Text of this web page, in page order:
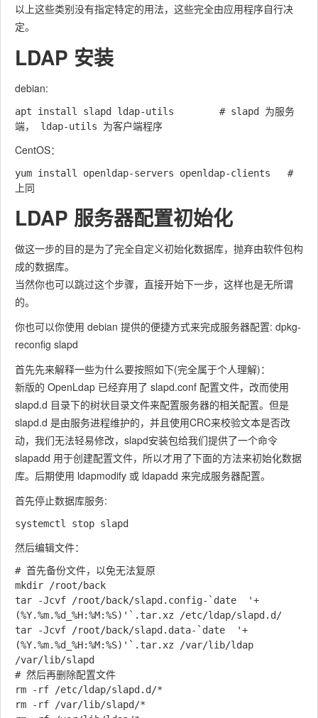
rdn
Relativ
相对路径，它是与目录树结构无关
以上这些类别没有指定特定的用法，这些完全由应用程序自行决
定。
LDAP 安装
debian:
apt install slapd ldap-utils		# slapd 为服务
CentOS：
yum install openldap-servers openldap-clients	#
LDAP 服务器配置初始化
做这一步的目的是为了完全自定义初始化数据库，抛弃由软件包构
成的数据库。
当然你也可以跳过这个步骤，直接开始下一步，这样也是无所谓
的。
你也可以你使用 debian 提供的便捷方式来完成服务器配置: dpkg-
reconfig slapd
首先先来解释一些为什么要按照如下(完全属于个人理解)：
新版的 OpenLdap 已经弃用了 slapd.conf 配置文件，改而使用
slapd.d 目录下的树状目录文件来配置服务器的相关配置。但是
slapd.d 是由服务进程维护的，并且使用CRC来校验文本是否改
动，我们无法轻易修改，slapd安装包给我们提供了一个命令
slapadd 用于创建配置文件，所以才用了下面的方法来初始化数据
库。后期使用 ldapmodify 或 ldapadd 来完成服务器配置。
首先停止数据库服务:
然后编辑文件：
# 首先备份文件，以免无法复原
mkdir /root/back
tar -Jcvf /root/back/slapd.config-`date  '+
(%Y.%m.%d_%H:%M:%S)'`.tar.xz /etc/ldap/slapd.d/
tar -Jcvf /root/back/slapd.data-`date  '+
(%Y.%m.%d_%H:%M:%S)'`.tar.xz /var/lib/ldap
/var/lib/slapd
# 然后再删除配置文件
rm -rf /etc/ldap/slapd.d/*
rm -rf /var/lib/slapd/*